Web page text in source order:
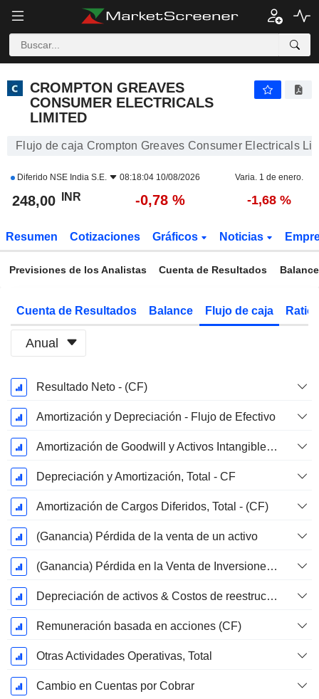
CROMPTON GREAVES
CONSUMER ELECTRICALS
LIMITED
Flujo de caja Crompton Greaves Consumer Electricals
Diferido NSE India S.E. 08:18:04 10/08/2026 Varia. 1 de enero.
248,00 INR -0,78 % -1,68 %
Resumen Cotizaciones Gráficos Noticias
Previsiones de los Analistas Cuenta de Resultados Balance
Cuenta de Resultados Balance Flujo de caja
Anual
Período
fiscal:
Marzo
Resultado Neto - (CF)
Amortización y Depreciación - Flujo de Efectivo
Amortización de Goodwill y Activos Intangibles - (CF) - (Específico del Modelo)
Depreciación y Amortización, Total - CF
Amortización de Cargos Diferidos, Total - (CF)
(Ganancia) Pérdida de la venta de un activo
(Ganancia) Pérdida en la Venta de Inversiones - (CF)
Depreciación de activos & Costos de reestructuración
Remuneración basada en acciones (CF)
Otras Actividades Operativas, Total
Cambio en Cuentas por Cobrar